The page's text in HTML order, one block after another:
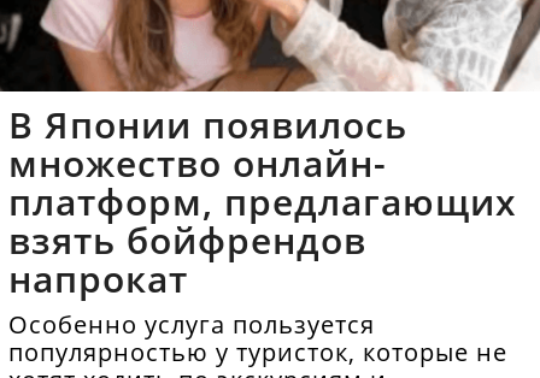
В Японии появилось
множество онлайн-
платформ, предлагающих
взять бойфрендов
напрокат
Особенно услуга пользуется
популярностью у туристок, которые не